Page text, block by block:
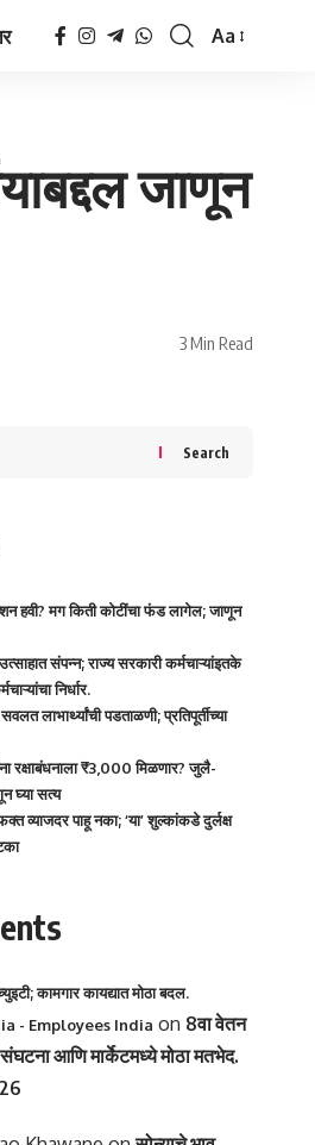
Font
Aa
जाणून
3 Min Read
Search
हवी? मग किती कोटींचा फंड लागेल; जाणून
संपन्न; राज्य सरकारी कर्मचाऱ्यांइतके
निर्धार.
लाभार्थ्यांची पडताळणी; प्रतिपूर्तीच्या
रक्षाबंधनाला ₹3,000 मिळणार? जुलै-
घ्या सत्य
व्याजदर पाहू नका; ‘या’ शुल्कांकडे दुर्लक्ष
कामगार कायद्यात मोठा बदल.
- Employees India on 8वा वेतन
संघटना आणि मार्केटमध्ये मोठा मतभेद.